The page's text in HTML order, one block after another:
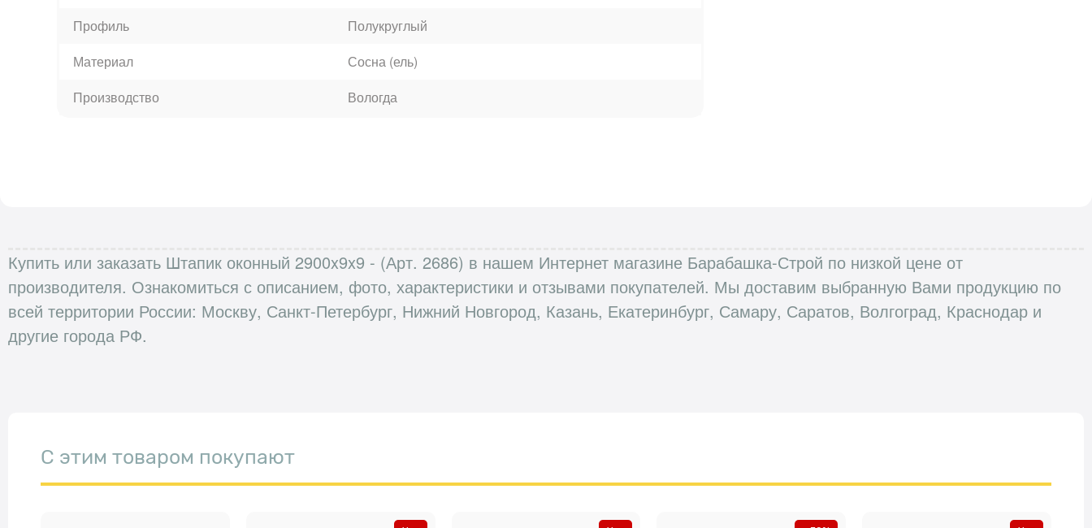
Профиль
Полукруглый
Материал
Сосна (ель)
Производство
Вологда
Купить или заказать Штапик оконный 2900x9x9 - (Арт. 2686) в нашем Интернет магазине Барабашка-Строй по низкой цене от
производителя. Ознакомиться с описанием, фото, характеристики и отзывами покупателей. Мы доставим выбранную Вами продукцию по
всей территории России: Москву, Санкт-Петербург, Нижний Новгород, Казань, Екатеринбург, Самару, Саратов, Волгоград, Краснодар и
другие города РФ.
С этим товаром покупают